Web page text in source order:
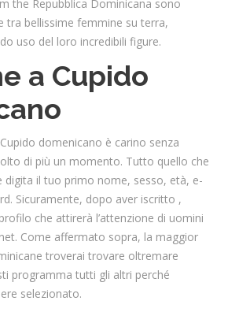
the Repubblica Dominicana sono
tra bellissime femmine su terra,
uso del loro incredibili figure.
a Cupido
domenicano è carino senza
di più un momento. Tutto quello che
digita il tuo primo nome, sesso, età, e-
Sicuramente, dopo aver iscritto ,
che attirerà l’attenzione di uomini
Come affermato sopra, la maggior
troverai trovare oltremare
programma tutti gli altri perché
selezionato.